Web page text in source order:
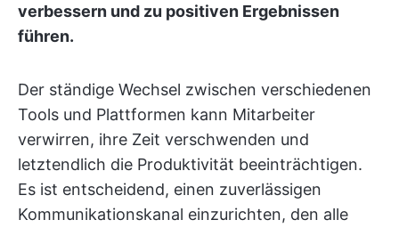
verbessern und zu positiven Ergebnissen
führen.
Der ständige Wechsel zwischen verschiedenen
Tools und Plattformen kann Mitarbeiter
verwirren, ihre Zeit verschwenden und
letztendlich die Produktivität beeinträchtigen.
Es ist entscheidend, einen zuverlässigen
Kommunikationskanal einzurichten, den alle